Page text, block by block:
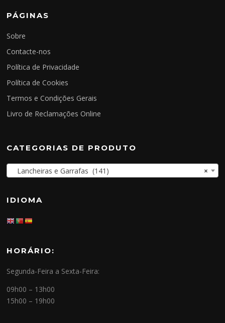
PÁGINAS
Sobre
Contacte-nos
Política de Privacidade
Política de Cookies
Termos e Condições Gerais
Livro de Reclamações Online
CATEGORIAS DE PRODUTO
×
Lancheiras e Garrafas (141)
IDIOMA
HORÁRIO:
Segunda-Feira a Sexta-Feira:
09h00 – 13h00
15h00 – 19h00